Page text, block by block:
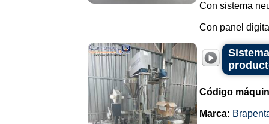
Con sistema
Con panel
Código
Marca: